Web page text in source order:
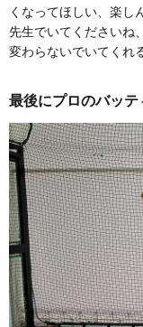
くなってほしい、楽し
先生でいてくださいね
変わらないでいてくれ
最後にプロのバッテ